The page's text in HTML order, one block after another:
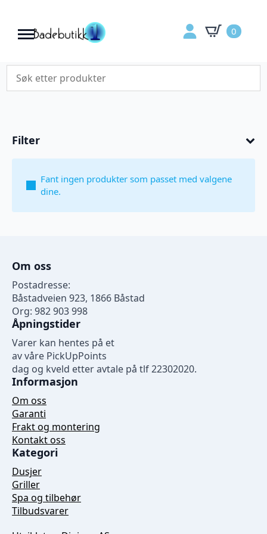
0
Filter
Fant ingen produkter som passet med valgene
dine.
Om oss
Postadresse:
Båstadveien 923, 1866 Båstad
Org: 982 903 998
Åpningstider
Varer kan hentes på et
av våre PickUpPoints
dag og kveld etter avtale på tlf 22302020.
Informasjon
Om oss
Garanti
Frakt og montering
Kontakt oss
Kategori
Dusjer
Griller
Spa og tilbehør
Tilbudsvarer